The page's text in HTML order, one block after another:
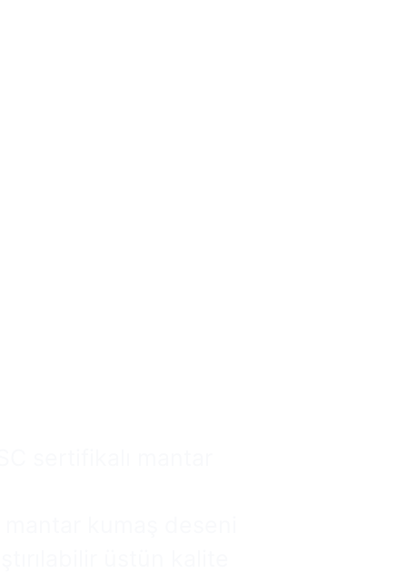
sertifikalı mantar
kumaş deseni
üstün kalite